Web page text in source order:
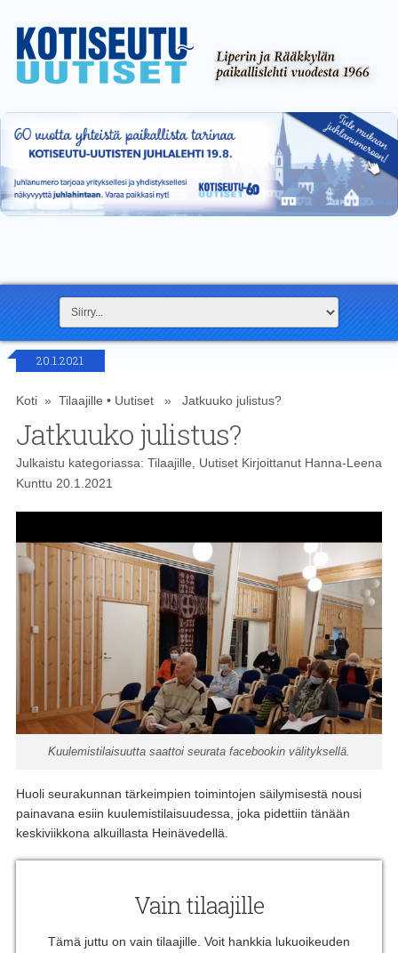
20.1.2021
Koti» Tilaajille • Uutiset» Jatkuuko julistus?
Jatkuuko julistus?
Julkaistu kategoriassa: Tilaajille, UutisetKirjoittanut Hanna-Leena
Kunttu 20.1.2021
Kuulemistilaisuutta saattoi seurata facebookin välityksellä.
Huoli seurakunnan tärkeimpien toimintojen säilymisestä nousi
painavana esiin kuulemistilaisuudessa, joka pidettiin tänään
keskiviikkona alkuillasta Heinävedellä.
Vain tilaajille
Tämä juttu on vain tilaajille. Voit hankkia lukuoikeuden